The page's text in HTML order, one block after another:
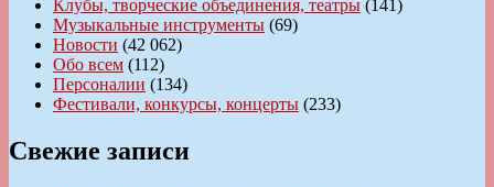
Клубы, творческие объединения, театры (141)
Музыкальные инструменты (69)
Новости (42 062)
Обо всем (112)
Персоналии (134)
Фестивали, конкурсы, концерты (233)
Свежие записи